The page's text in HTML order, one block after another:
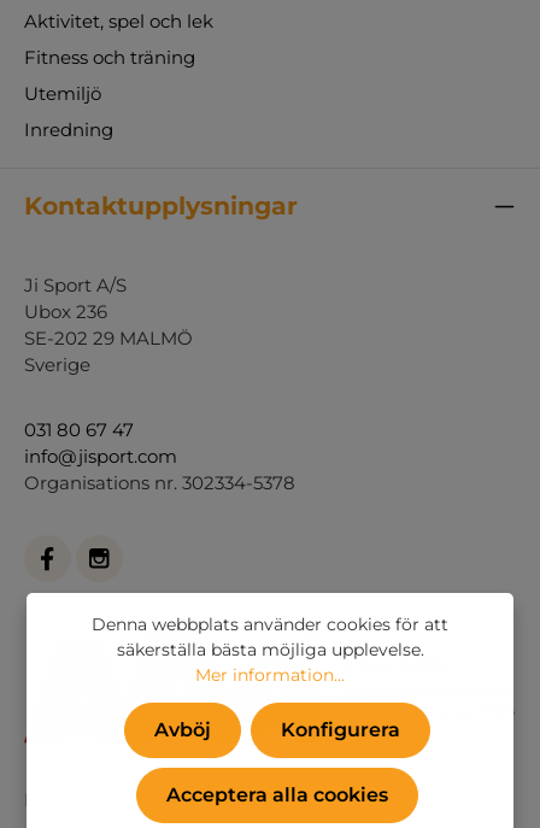
Aktivitet, spel och lek
Fitness och träning
Utemiljö
Inredning
Kontaktupplysningar
Ji Sport A/S
Ubox 236
SE-202 29 MALMÖ
Sverige
031 80 67 47
info@jisport.com
Organisations nr. 302334-5378
Eller via vårt kontaktformulär.
Denna webbplats använder cookies för att
säkerställa bästa möjliga upplevelse.
Mer information...
Avböj Konfigurera
Acceptera alla cookies